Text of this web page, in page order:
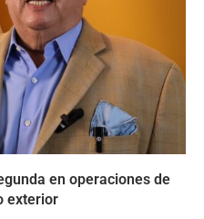
en operaciones de
exterior